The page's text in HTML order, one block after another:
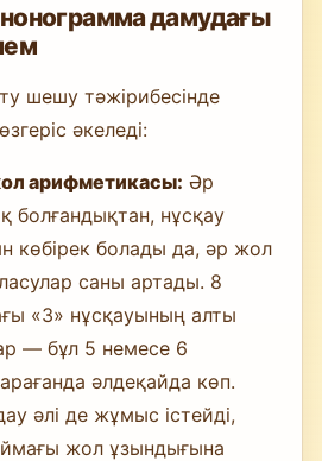
дамудағы
шешу тәжірибесінде
әкеледі:
арифметикасы: Әр
болғандықтан, нұсқау
көбірек болады да, әр жол
саны артады. 8
«3» нұсқауының алты
— бұл 5 немесе 6
әлдеқайда көп.
әлі де жұмыс істейді,
жол ұзындығына